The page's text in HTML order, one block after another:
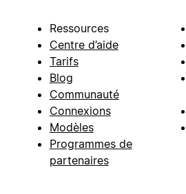
Ressources
Centre d’aide
Tarifs
Blog
Communauté
Connexions
Modèles
Programmes de
partenaires